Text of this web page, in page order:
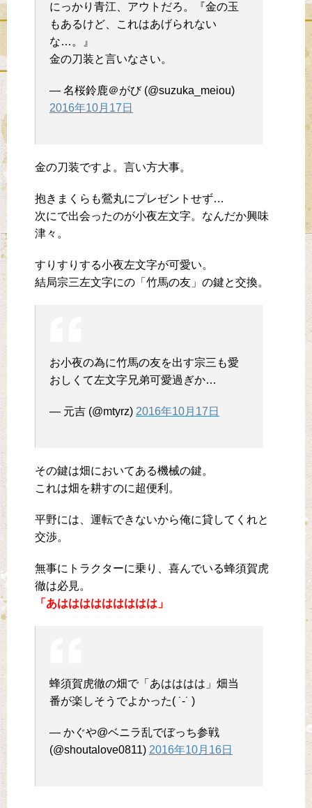
にっかり青江、アウトだろ。『金の玉
もあるけど、これはあげられない
な…。』
金の刀装と言いなさい。
— 名桜鈴鹿＠がび (@suzuka_meiou)
2016年10月17日
金の刀装ですよ。言い方大事。
抱きまくらも鶯丸にプレゼントせず…
次にで出会ったのが小夜左文字。なんだか興味
津々。
すりすりする小夜左文字が可愛い。
結局宗三左文字にの「竹馬の友」の鍵と交換。
お小夜の為に竹馬の友を出す宗三も愛
おしくて左文字兄弟可愛過ぎか…
— 元吉 (@mtyrz) 2016年10月17日
その鍵は畑においてある機械の鍵。
これは畑を耕すのに超便利。
平野には、運転できないから俺に貸してくれと
交渉。
無事にトラクターに乗り、喜んでいる蜂須賀虎
徹は必見。
「あははははははははは」
蜂須賀虎徹の畑で「あはははは」畑当
番が楽しそうでよかった( ˙-˙ )
— かぐや@ベニラ乱でぼっち参戦
(@shoutalove0811) 2016年10月16日